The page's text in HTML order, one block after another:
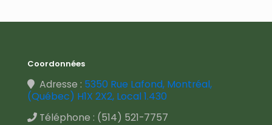
Coordonnées
Adresse : 5350 Rue Lafond, Montréal,
(Québec) H1X 2X2, Local 1.430
Téléphone : (514) 521-7757